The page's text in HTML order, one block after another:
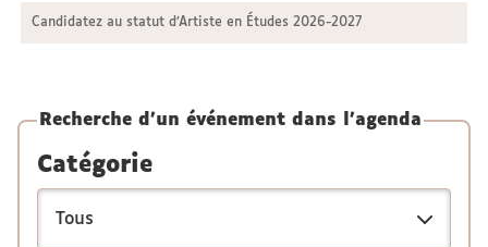
Candidatez au statut d’Artiste en Études 2026-2027
Recherche d'un événement dans l'agenda
Catégorie